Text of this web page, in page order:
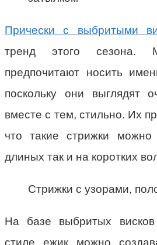
Прически с выбритыми
тренд этого сезона.
предпочитают носить
поскольку они выглядят
вместе с тем, стильно. Их
что такие стрижки можно
длиных так и на коротких
Стрижки с узорами,
На базе выбритых
стиле ежик можно